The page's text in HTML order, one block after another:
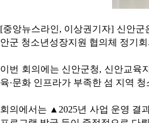
[중앙뉴스라인, 이상권기자] 신안군
안군 청소년성장지원 협의체 정기
이번 회의에는 신안군청, 신안교육
육·문화 인프라가 부족한 섬 지역
회의에서는 ▲2025년 사업 운영 결